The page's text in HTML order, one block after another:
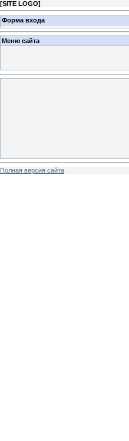
[SITE LOGO]
Форма входа
Меню сайта
Полная версия сайта